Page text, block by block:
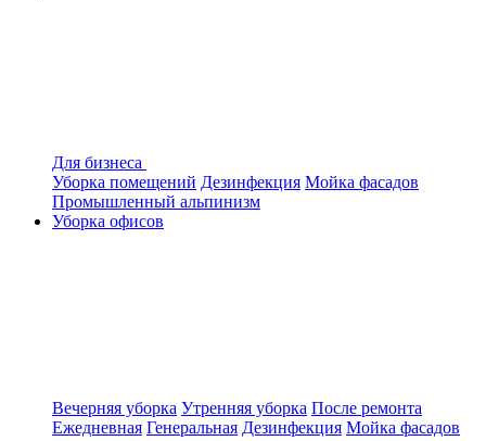
Для бизнеса
Уборка помещений Дезинфекция Мойка фасадов
Промышленный альпинизм
Уборка офисов
Вечерняя уборка Утренняя уборка После ремонта
Ежедневная Генеральная Дезинфекция Мойка фасадов